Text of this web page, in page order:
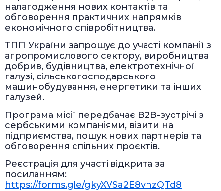
налагодження нових контактів та
обговорення практичних напрямків
економічного співробітництва.
ТПП України запрошує до участі компанії з
агропромислового сектору, виробництва
добрив, будівництва, електротехнічної
галузі, сільськогосподарського
машинобудування, енергетики та інших
галузей.
Програма місії передбачає B2B-зустрічі з
сербськими компаніями, візити на
підприємства, пошук нових партнерів та
обговорення спільних проєктів.
Реєстрація для участі відкрита за
посиланням:
https://forms.gle/gkyXVSa2E8vnzQTd8